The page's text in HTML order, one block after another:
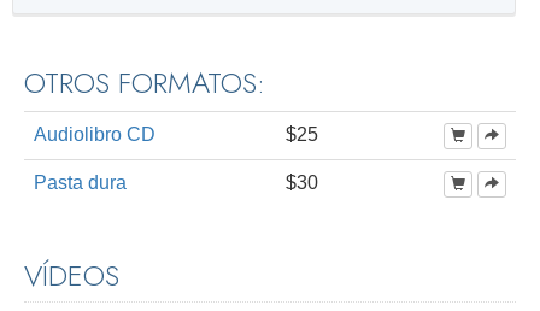
OTROS FORMATOS:
Audiolibro CD $25
Pasta dura $30
VÍDEOS